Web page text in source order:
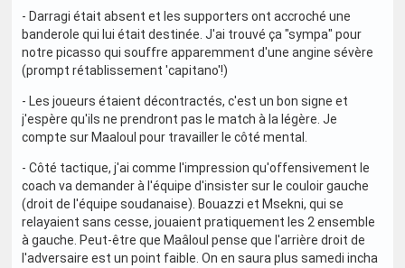
- Darragi était absent et les supporters ont accroché une
banderole qui lui était destinée. J'ai trouvé ça "sympa" pour
notre picasso qui souffre apparemment d'une angine sévère
(prompt rétablissement 'capitano'!)
- Les joueurs étaient décontractés, c'est un bon signe et
j'espère qu'ils ne prendront pas le match à la légère. Je
compte sur Maaloul pour travailler le côté mental.
- Côté tactique, j'ai comme l'impression qu'offensivement le
coach va demander à l'équipe d'insister sur le couloir gauche
(droit de l'équipe soudanaise). Bouazzi et Msekni, qui se
relayaient sans cesse, jouaient pratiquement les 2 ensemble
à gauche. Peut-être que Maâloul pense que l'arrière droit de
l'adversaire est un point faible. On en saura plus samedi incha